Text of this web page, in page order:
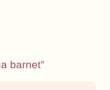
barnet”